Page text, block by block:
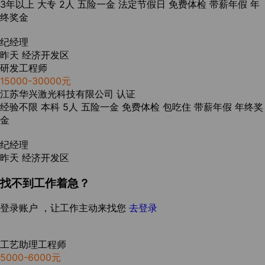
3年以上 大专 2人 五险一金 法定节假日 免费体检 带薪年假 年
终奖金
纪经理
昨天 经济开发区
研发工程师
15000-30000元
江苏华兴激光科技有限公司 认证
经验不限 本科 5人 五险一金 免费体检 包吃住 带薪年假 年终奖
金
纪经理
昨天 经济开发区
找不到工作着急？
登录账户 ，让工作主动来找您 去登录
工艺助理工程师
5000-6000元